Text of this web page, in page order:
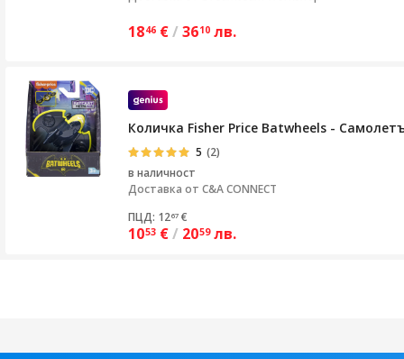
1846 €/ 3610 лв.
Количка Fisher Price Batwheels -
5 (2)
в наличност
Доставка от C&A CONNECT
ПЦД: 1267 €
1053 €/ 2059 лв.